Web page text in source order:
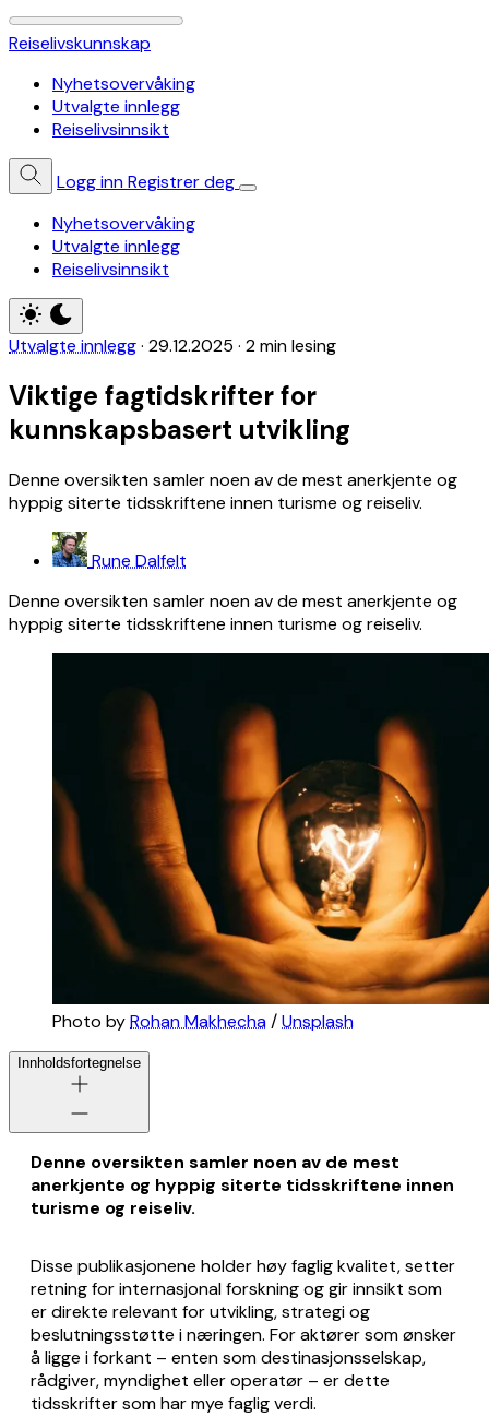
Reiselivskunnskap
Nyhetsovervåking
Utvalgte innlegg
Reiselivsinnsikt
Logg innRegistrer deg
Nyhetsovervåking
Utvalgte innlegg
Reiselivsinnsikt
Utvalgte innlegg· 29.12.2025 · 2 min lesing
Viktige fagtidskrifter for
kunnskapsbasert utvikling
Denne oversikten samler noen av de mest anerkjente og
hyppig siterte tidsskriftene innen turisme og reiseliv.
Rune Dalfelt
Denne oversikten samler noen av de mest anerkjente og
hyppig siterte tidsskriftene innen turisme og reiseliv.
Photo by Rohan Makhecha / Unsplash
Innholdsfortegnelse
Denne oversikten samler noen av de mest
anerkjente og hyppig siterte tidsskriftene innen
turisme og reiseliv.
Disse publikasjonene holder høy faglig kvalitet, setter
retning for internasjonal forskning og gir innsikt som
er direkte relevant for utvikling, strategi og
beslutningsstøtte i næringen. For aktører som ønsker
å ligge i forkant – enten som destinasjonsselskap,
rådgiver, myndighet eller operatør – er dette
tidsskrifter som har mye faglig verdi.